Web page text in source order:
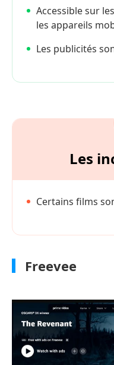
Accessible sur
les appareils
Les publicités
Les
Certains films
Freevee